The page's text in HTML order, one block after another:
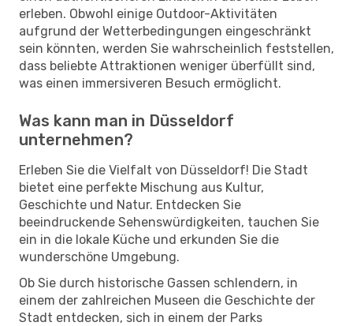
erleben. Obwohl einige Outdoor-Aktivitäten
aufgrund der Wetterbedingungen eingeschränkt
sein könnten, werden Sie wahrscheinlich feststellen,
dass beliebte Attraktionen weniger überfüllt sind,
was einen immersiveren Besuch ermöglicht.
Was kann man in Düsseldorf
unternehmen?
Erleben Sie die Vielfalt von Düsseldorf! Die Stadt
bietet eine perfekte Mischung aus Kultur,
Geschichte und Natur. Entdecken Sie
beeindruckende Sehenswürdigkeiten, tauchen Sie
ein in die lokale Küche und erkunden Sie die
wunderschöne Umgebung.
Ob Sie durch historische Gassen schlendern, in
einem der zahlreichen Museen die Geschichte der
Stadt entdecken, sich in einem der Parks